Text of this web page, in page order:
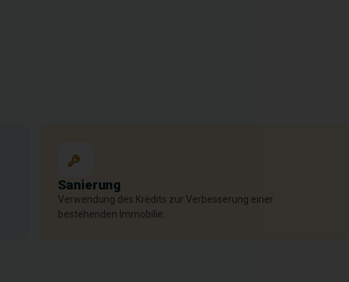
Sanierung
Verwendung des Kredits zur Verbesserung einer
bestehenden Immobilie.